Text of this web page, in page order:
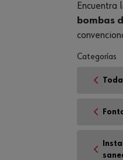
Encuentra
bombas
Categorías